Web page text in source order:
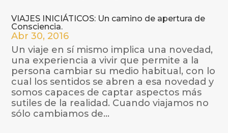
VIAJES INICIÁTICOS: Un camino de apertura de
Consciencia.
Abr 30, 2016
Un viaje en sí mismo implica una novedad,
una experiencia a vivir que permite a la
persona cambiar su medio habitual, con lo
cual los sentidos se abren a esa novedad y
somos capaces de captar aspectos más
sutiles de la realidad. Cuando viajamos no
sólo cambiamos de...